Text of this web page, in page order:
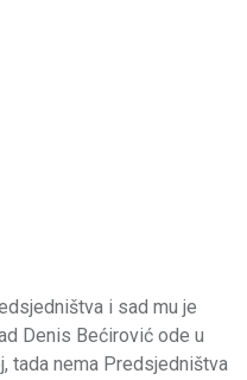
i sad mu je
Denis Bećirović ode u
tada nema Predsjedništva